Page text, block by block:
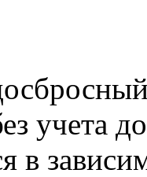
учета
в